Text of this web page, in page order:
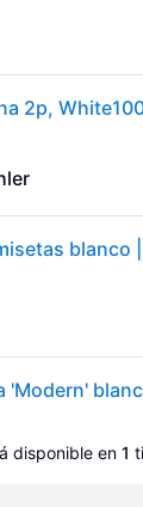
2p,
blanco
'Modern'
disponible en 1